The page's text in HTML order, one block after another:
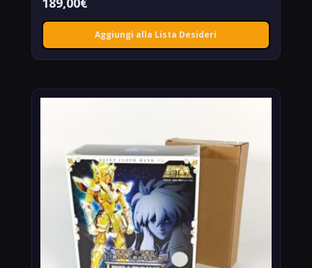
Aggiungi alla Lista Desideri